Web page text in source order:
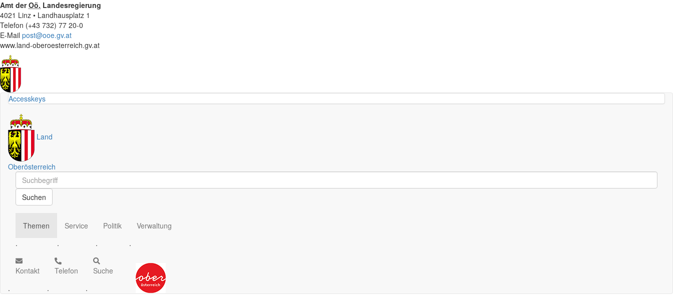
Amt derOö. Landesregierung
4021 Linz • Landhausplatz 1
Telefon (+43 732) 77 20-0
E-Mail post@ooe.gv.at
www.land-oberoesterreich.gv.at
Accesskeys
Land
Oberösterreich
Schnellsuche
Schnellsuche
Suchen
Themen
.
Service
.
Politik
.
Verwaltung
.
Kontakt
.
Telefon
.
Suche
.